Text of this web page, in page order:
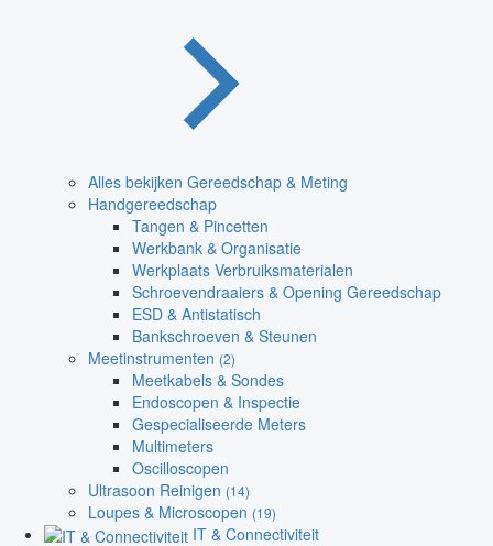
Alles bekijken Gereedschap & Meting
Handgereedschap
Tangen & Pincetten
Werkbank & Organisatie
Werkplaats Verbruiksmaterialen
Schroevendraaiers & Opening Gereedschap
ESD & Antistatisch
Bankschroeven & Steunen
Meetinstrumenten (2)
Meetkabels & Sondes
Endoscopen & Inspectie
Gespecialiseerde Meters
Multimeters
Oscilloscopen
Ultrasoon Reinigen (14)
Loupes & Microscopen (19)
IT & Connectiviteit